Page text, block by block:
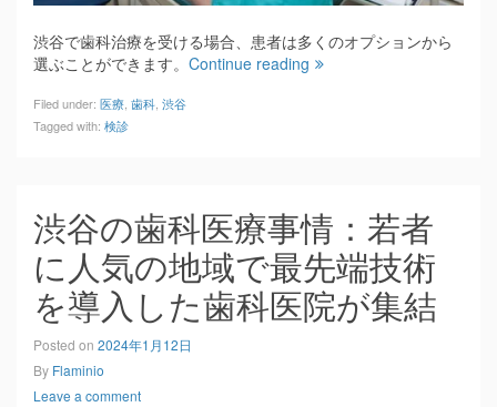
渋谷で歯科治療を受ける場合、患者は多くのオプションから
選ぶことができます。 Continue reading
Filed under: 医療, 歯科, 渋谷
Tagged with: 検診
渋谷の歯科医療事情：若者
に人気の地域で最先端技術
を導入した歯科医院が集結
Posted on 2024年1月12日
By Flaminio
Leave a comment